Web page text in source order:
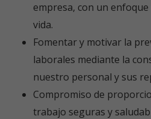
empresa, con un
vida.
Fomentar y motivar la
laborales mediante la
nuestro personal y sus
Compromiso de
trabajo seguras y